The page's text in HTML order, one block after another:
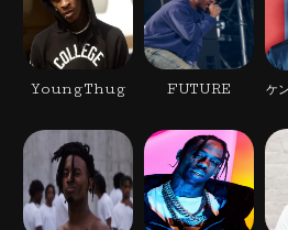
YoungThug FUTURE ケ